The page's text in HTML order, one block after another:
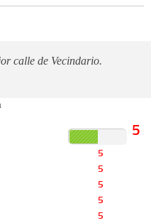
calle de Vecindario.
5
5
5
5
5
5